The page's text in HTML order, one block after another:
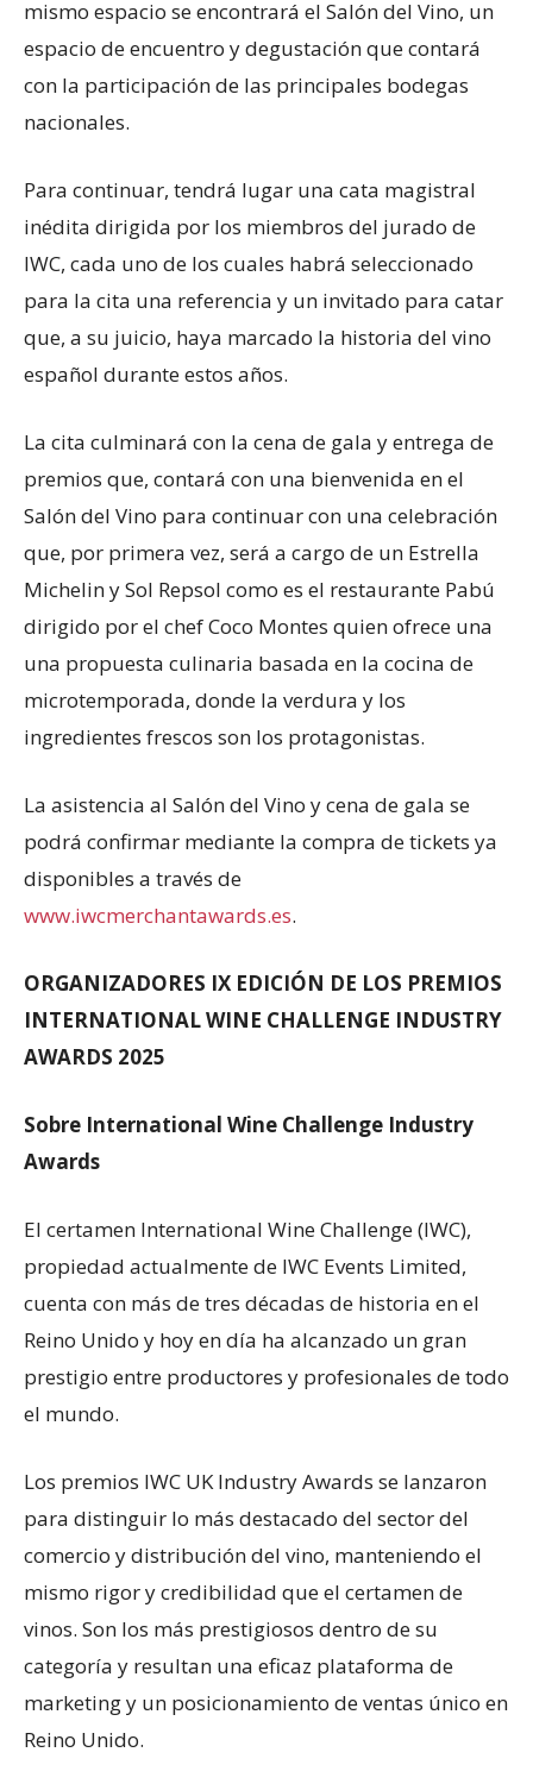
mismo espacio se encontrará el Salón del Vino, un
espacio de encuentro y degustación que contará
con la participación de las principales bodegas
nacionales.
Para continuar, tendrá lugar una cata magistral
inédita dirigida por los miembros del jurado de
IWC, cada uno de los cuales habrá seleccionado
para la cita una referencia y un invitado para catar
que, a su juicio, haya marcado la historia del vino
español durante estos años.
La cita culminará con la cena de gala y entrega de
premios que, contará con una bienvenida en el
Salón del Vino para continuar con una celebración
que, por primera vez, será a cargo de un Estrella
Michelin y Sol Repsol como es el restaurante Pabú
dirigido por el chef Coco Montes quien ofrece una
una propuesta culinaria basada en la cocina de
microtemporada, donde la verdura y los
ingredientes frescos son los protagonistas.
La asistencia al Salón del Vino y cena de gala se
podrá confirmar mediante la compra de tickets ya
disponibles a través de
www.iwcmerchantawards.es.
ORGANIZADORES IX EDICIÓN DE LOS PREMIOS
INTERNATIONAL WINE CHALLENGE INDUSTRY
AWARDS 2025
Sobre International Wine Challenge Industry
Awards
El certamen International Wine Challenge (IWC),
propiedad actualmente de IWC Events Limited,
cuenta con más de tres décadas de historia en el
Reino Unido y hoy en día ha alcanzado un gran
prestigio entre productores y profesionales de todo
el mundo.
Los premios IWC UK Industry Awards se lanzaron
para distinguir lo más destacado del sector del
comercio y distribución del vino, manteniendo el
mismo rigor y credibilidad que el certamen de
vinos. Son los más prestigiosos dentro de su
categoría y resultan una eficaz plataforma de
marketing y un posicionamiento de ventas único en
Reino Unido.